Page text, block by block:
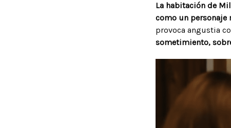
La habitación de
como un personaje
provoca angustia
sometimiento,